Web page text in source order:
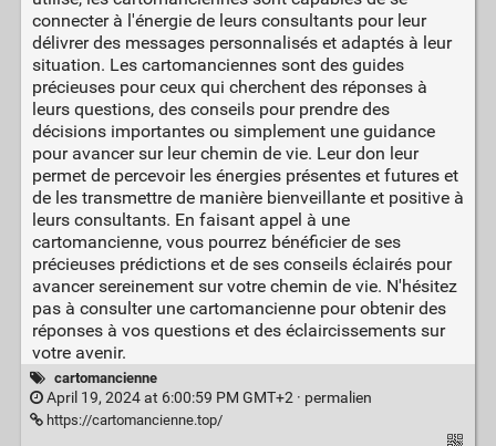
connecter à l'énergie de leurs consultants pour leur
délivrer des messages personnalisés et adaptés à leur
situation. Les cartomanciennes sont des guides
précieuses pour ceux qui cherchent des réponses à
leurs questions, des conseils pour prendre des
décisions importantes ou simplement une guidance
pour avancer sur leur chemin de vie. Leur don leur
permet de percevoir les énergies présentes et futures et
de les transmettre de manière bienveillante et positive à
leurs consultants. En faisant appel à une
cartomancienne, vous pourrez bénéficier de ses
précieuses prédictions et de ses conseils éclairés pour
avancer sereinement sur votre chemin de vie. N'hésitez
pas à consulter une cartomancienne pour obtenir des
réponses à vos questions et des éclaircissements sur
votre avenir.
cartomancienne
April 19, 2024 at 6:00:59 PM GMT+2 · permalien
https://cartomancienne.top/